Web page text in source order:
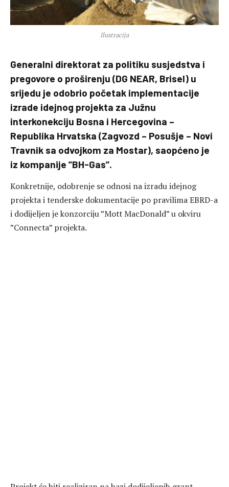
Ilustracija
Generalni direktorat za politiku susjedstva i
pregovore o proširenju (DG NEAR, Brisel) u
srijedu je odobrio početak implementacije
izrade idejnog projekta za Južnu
interkonekciju Bosna i Hercegovina –
Republika Hrvatska (Zagvozd – Posušje – Novi
Travnik sa odvojkom za Mostar), saopćeno je
iz kompanije ”BH-Gas”.
Konkretnije, odobrenje se odnosi na izradu idejnog
projekta i tenderske dokumentacije po pravilima EBRD-a
i dodijeljen je konzorciju ”Mott MacDonald” u okviru
”Connecta” projekta.